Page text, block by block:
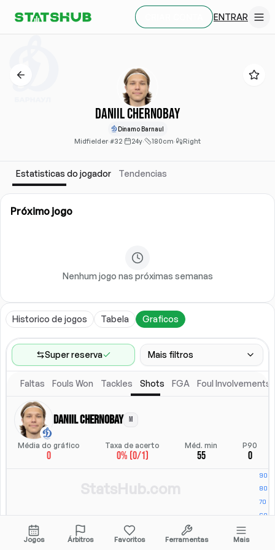
ENTRAR
Daniil Chernobay
Dinamo Barnaul
Midfielder·#32· 24y· 180cm· Right
Estatisticas do jogador Tendencias
Próximo jogo
Nenhum jogo nas próximas semanas
Historico de jogos Tabela Graficos
Super reserva Mais filtros
Faixa de jogos
Ultimos 60 jogos
Posicao
Posicao
Escalacao titular
Faltas Fouls Won Tackles Shots FGA Foul Involvements
Daniil Chernobay M
Média do gráfico
0
Taxa de acerto
0% (0/1)
Méd. min
55
P90
0
Jogos Árbitros Favoritos Ferramentas Mais